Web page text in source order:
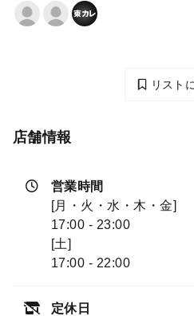
リスト
店舗情報
営業時間
[月・火・水・木・金]
17:00 - 23:00
[土]
17:00 - 22:00
定休日